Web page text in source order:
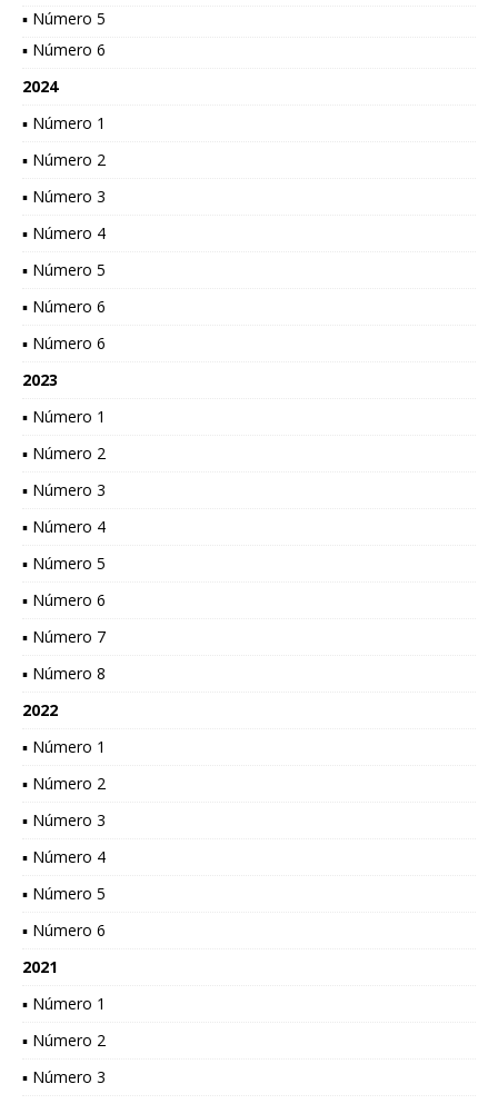
▪ Número 5
▪ Número 6
2024
▪ Número 1
▪ Número 2
▪ Número 3
▪ Número 4
▪ Número 5
▪ Número 6
▪ Número 6
2023
▪ Número 1
▪ Número 2
▪ Número 3
▪ Número 4
▪ Número 5
▪ Número 6
▪ Número 7
▪ Número 8
2022
▪ Número 1
▪ Número 2
▪ Número 3
▪ Número 4
▪ Número 5
▪ Número 6
2021
▪ Número 1
▪ Número 2
▪ Número 3